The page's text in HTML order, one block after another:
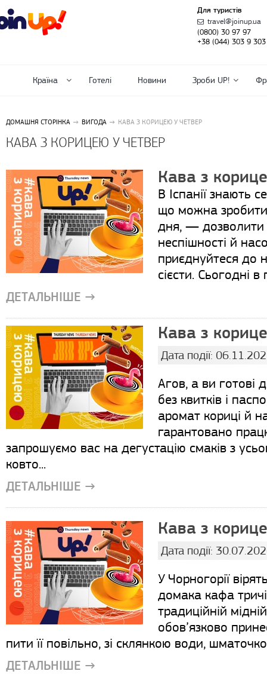
Для туристів
travel@joinup.ua
(0800) 30 97 97
+38 (044) 303 9 303
Країна Готелі Новини Зроби UP!
ДОМАШНЯ СТОРІНКА ВИГОДА КАВА З КОРИЦЕЮ У ЧЕТВЕР
КАВА З КОРИЦЕЮ У ЧЕТВЕР
Кава з
В Іспанії знають
що можна
дня, — дозволити
неспішності й
приєднуйтеся до
сієсти. Сьогодні
ДЕТАЛЬНІШЕ →
Кава з
Дата події:
Агов, а ви готові
без квитків і
аромат кориці й
гарантовано
запрошуємо вас на дегустацію смаків з
ковто...
ДЕТАЛЬНІШЕ →
Кава з
Дата події:
У Чорногорії
домака кафа
традиційній
обов’язково
пити її повільно, зі склянкою води,
ДЕТАЛЬНІШЕ →